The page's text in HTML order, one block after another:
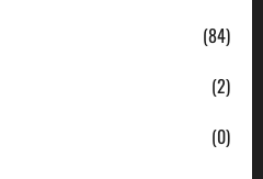
(84)
(2)
(0)